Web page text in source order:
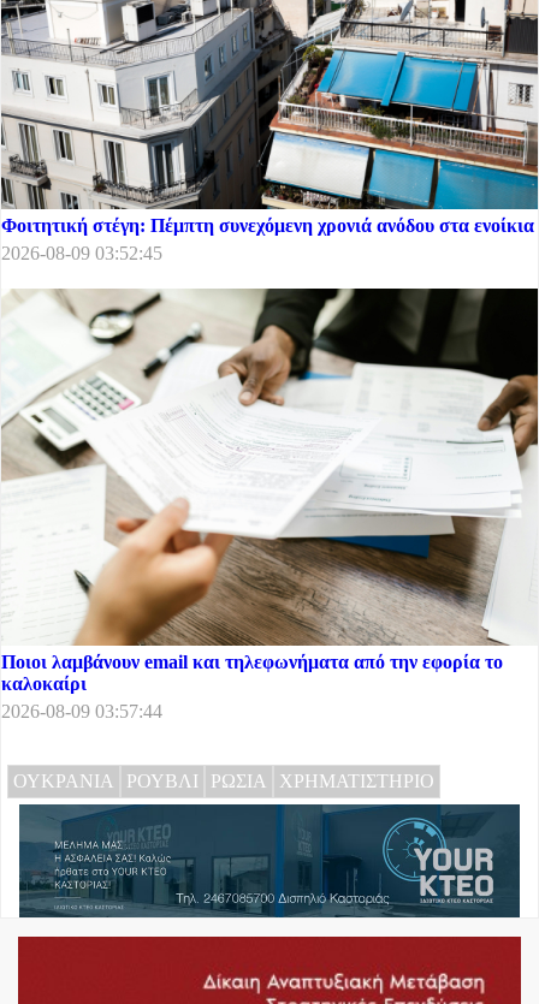
Φοιτητική στέγη: Πέμπτη συνεχόμενη χρονιά ανόδου στα ενοίκια
2026-08-09 03:52:45
Ποιοι λαμβάνουν email και τηλεφωνήματα από την εφορία το
καλοκαίρι
2026-08-09 03:57:44
ΟΥΚΡΑΝΙΑ ΡΟΥΒΛΙ ΡΩΣΙΑ ΧΡΗΜΑΤΙΣΤΗΡΙΟ